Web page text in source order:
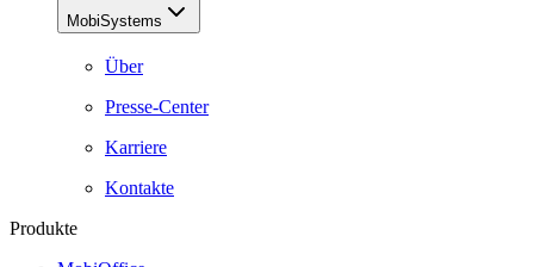
MobiSystems
Über
Presse-Center
Karriere
Kontakte
Produkte